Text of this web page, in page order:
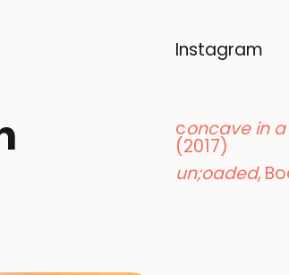
Instagram
concave in
(2017)
un;oaded,